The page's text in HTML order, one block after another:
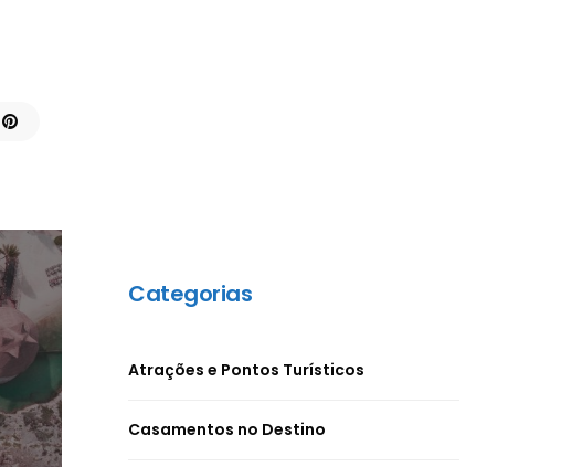
Categorias
Atrações e Pontos Turísticos
Casamentos no Destino